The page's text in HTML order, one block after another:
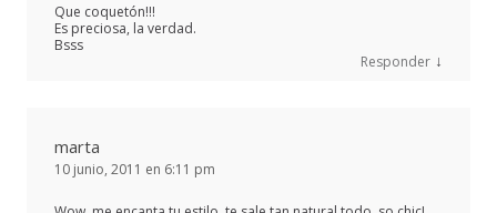
Que coquetón!!!
Es preciosa, la verdad.
Bsss
Responder ↓
marta
10 junio, 2011 en 6:11 pm